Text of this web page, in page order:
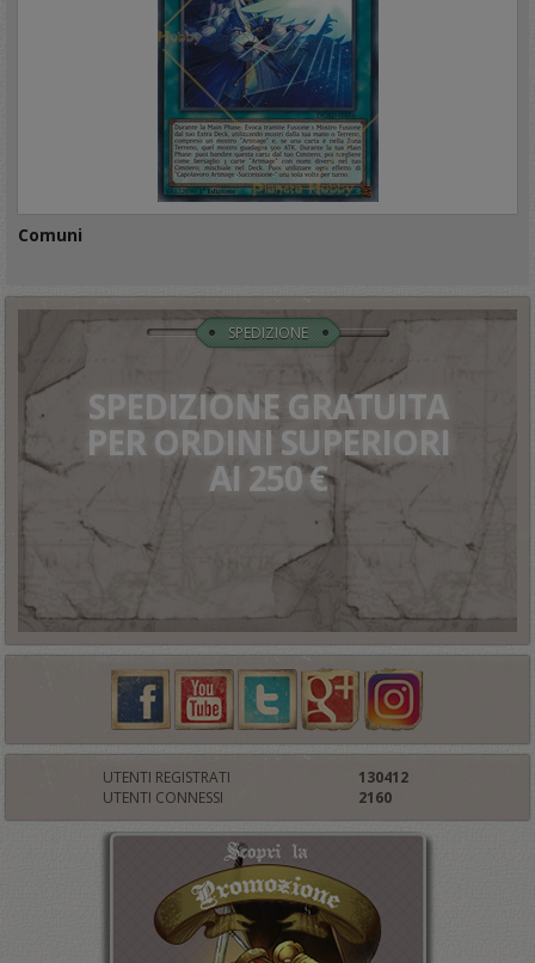
Comuni
SPEDIZIONE
SPEDIZIONE GRATUITA
PER ORDINI SUPERIORI
AI 250 €
UTENTI REGISTRATI
130412
UTENTI CONNESSI
2160